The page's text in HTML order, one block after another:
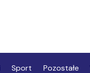
Sport Pozostałe